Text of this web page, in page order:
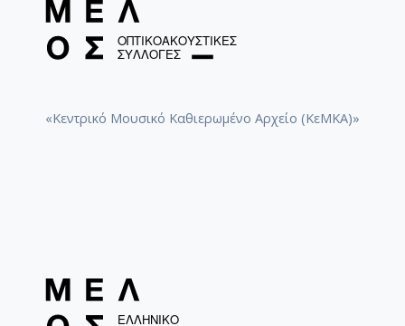
«Κεντρικό Μουσικό Καθιερωμένο Αρχείο (ΚεΜΚΑ)»